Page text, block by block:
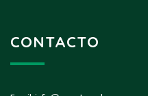
CONTACTO